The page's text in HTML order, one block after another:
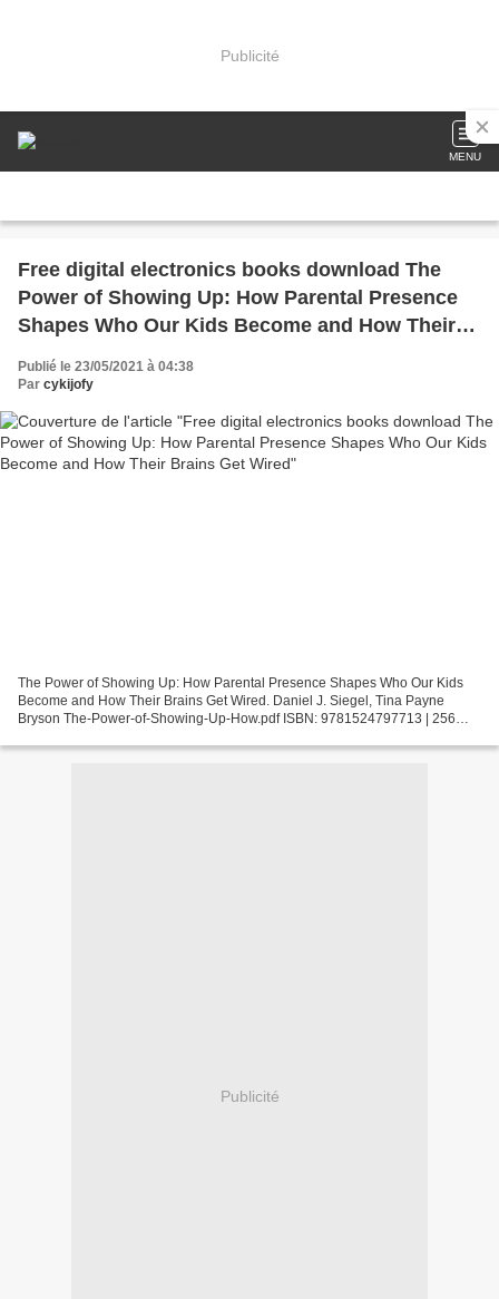
Publicité
MENU
Free digital electronics books download The
Power of Showing Up: How Parental Presence
Shapes Who Our Kids Become and How Their
Brains Get Wired
Publié le 23/05/2021 à 04:38
Par cykijofy
The Power of Showing Up: How Parental Presence Shapes Who Our Kids
Become and How Their Brains Get Wired. Daniel J. Siegel, Tina Payne
Bryson The-Power-of-Showing-Up-How.pdf ISBN: 9781524797713 | 256
Publicité